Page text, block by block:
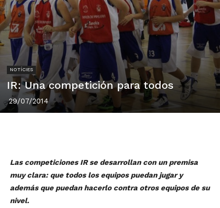
NOTÍCIES
IR: Una competición para todos
29/07/2014
Las competiciones IR se desarrollan con un premisa
muy clara: que todos los equipos puedan jugar y
además que puedan hacerlo contra otros equipos de su
nivel.